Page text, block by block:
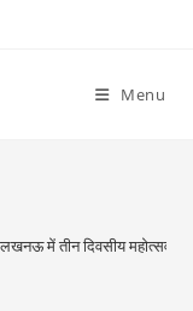
Menu
में तीन दिवसीय महोत्सव